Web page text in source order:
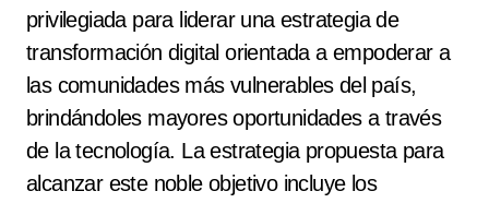
privilegiada para liderar una estrategia de
transformación digital orientada a empoderar a
las comunidades más vulnerables del país,
brindándoles mayores oportunidades a través
de la tecnología. La estrategia propuesta para
alcanzar este noble objetivo incluye los